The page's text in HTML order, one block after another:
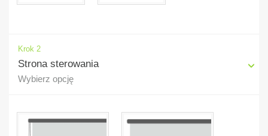
Krok 2
Strona sterowania
Wybierz opcję